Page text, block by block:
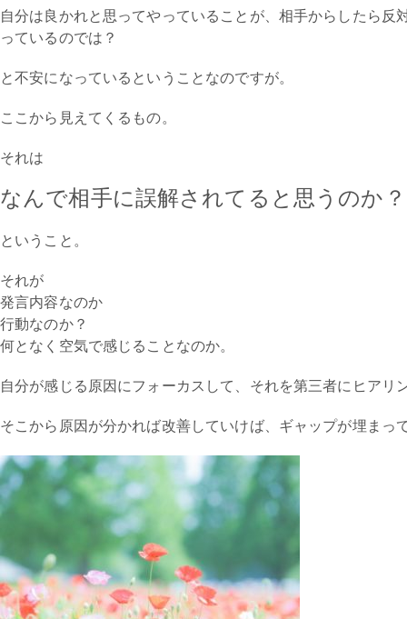
自分は良かれと思ってやっていることが、相手からしたら反
っているのでは？
と不安になっているということなのですが。
ここから見えてくるもの。
それは
なんで相手に誤解されてると思うのか？
ということ。
それが
発言内容なのか
行動なのか？
何となく空気で感じることなのか。
自分が感じる原因にフォーカスして、それを第三者にヒアリ
そこから原因が分かれば改善していけば、ギャップが埋まっ